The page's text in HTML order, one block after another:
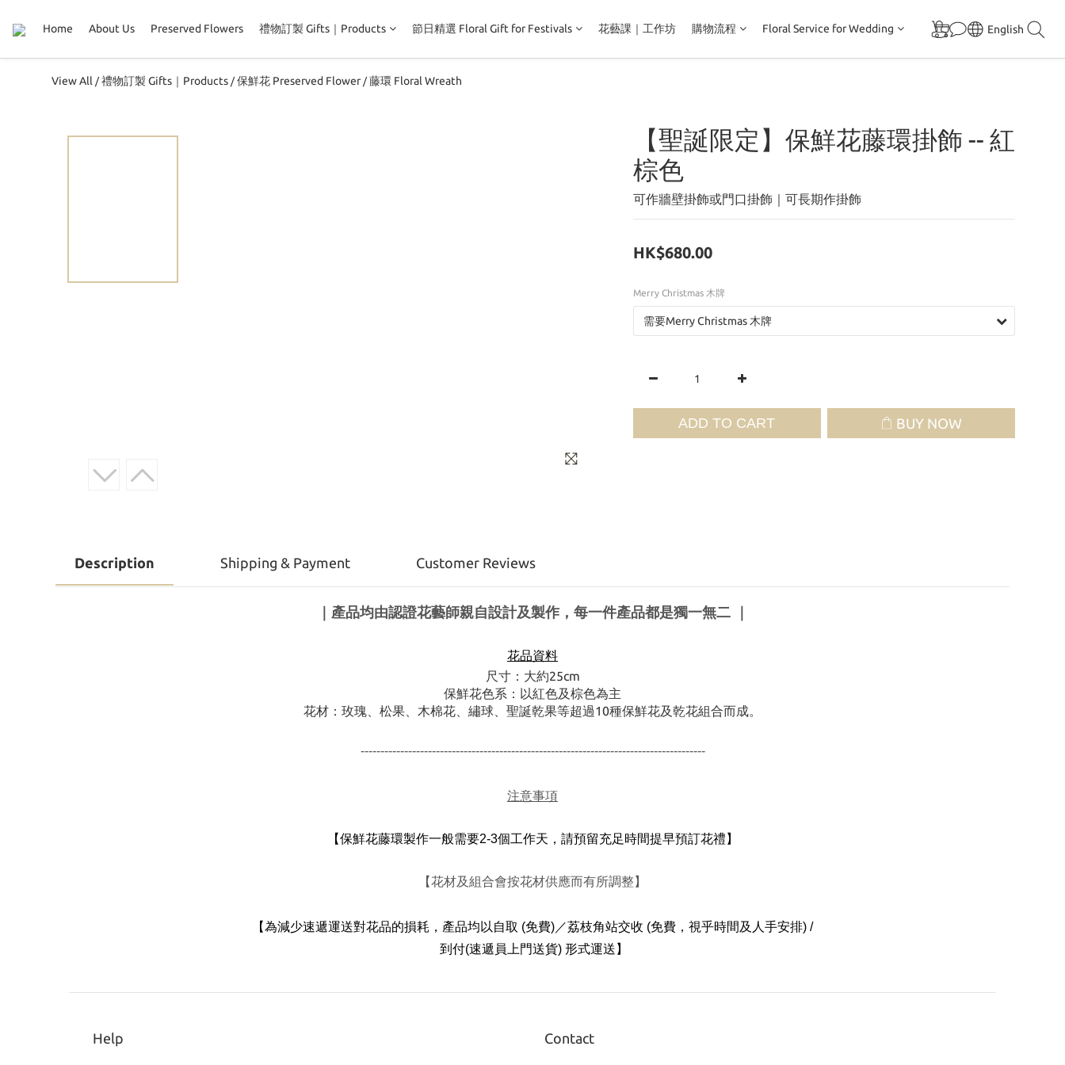
Home About Us Preserved Flowers 禮物訂製 Gifts｜Products 節日精選 Floral Gift for Festivals 花藝課｜工作坊 購物流程 Floral Service for Wedding English
View All / 禮物訂製 Gifts｜Products / 保鮮花 Preserved Flower/ 藤環 Floral Wreath
【聖誕限定】保鮮花藤環掛飾 -- 紅
棕色
可作牆壁掛飾或門口掛飾｜可長期作掛飾
HK$680.00
Merry Christmas 木牌
ADD TO CART BUY NOW
Description Shipping & Payment Customer Reviews
｜產品均由認證花藝師親自設計及製作，每一件產品都是獨一無二
花品資料
尺寸：大約25cm
保鮮花色系：以紅色及棕色為主
花材：玫瑰、松果、木棉花、繡球、聖誕乾果等超過10種保鮮花及乾花組合而成。
---------------------------------------------------------------------------------------
注意事項
【保鮮花藤環製作一般需要2-3個工作天，請預留充足時間提早預訂花禮 】
【花材及組合會按花材供應而有所調整】
【為減少速遞運送對花品的損耗， 產品均以自取 (免費)／荔枝角站交收 (免費，視乎時間及人手安排) /
到付(速遞員上門送貨) 形式運送 】
Help Contact